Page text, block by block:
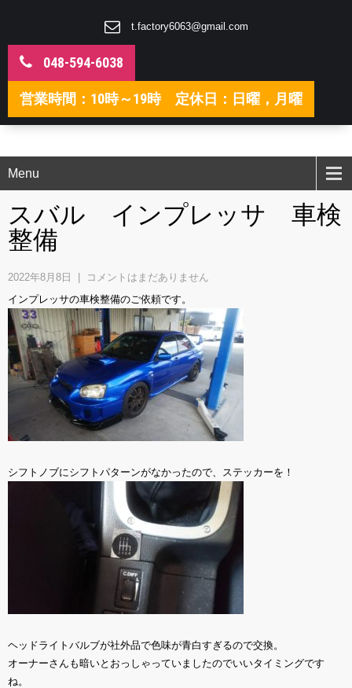
t.factory6063@gmail.com
048-594-6038
営業時間：10時～19時 定休日：日曜，月曜
Menu
スバル インプレッサ 車検
整備
2022年8月8日
コメントはまだありません
インプレッサの車検整備のご依頼です。
シフトノブにシフトパターンがなかったので、ステッカーを！
ヘッドライトバルブが社外品で色味が青白すぎるので交換。
オーナーさんも暗いとおっしゃっていましたのでいいタイミングです
ね。